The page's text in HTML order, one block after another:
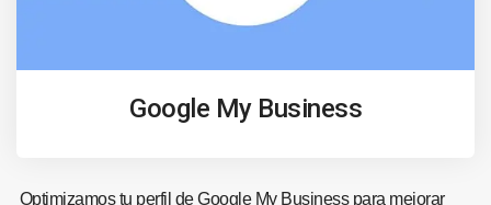
Google My Business
Optimizamos tu perfil de Google My Business para mejorar